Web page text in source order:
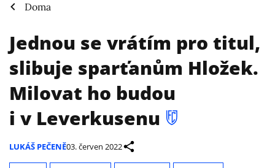
Doma
Jednou se vrátím pro titul,
slibuje sparťanům Hložek.
Milovat ho budou
i v Leverkusenu
LUKÁŠ PEČENĚ03. červen 2022